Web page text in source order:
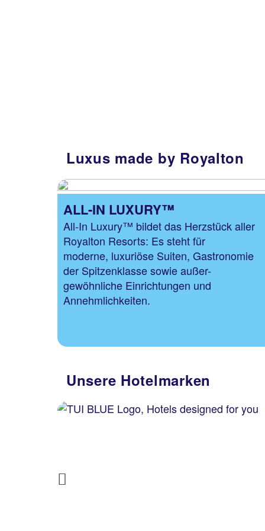
Luxus made by Royalton
ALL-IN LUXURY™
All-In Luxury™ bildet das Herzstück aller
Royalton Resorts: Es steht für
moderne, luxuriöse Suiten, Gastronomie
der Spitzenklasse sowie außer-
gewöhnliche Einrichtungen und
Annehmlichkeiten.
Unsere Hotelmarken
Previous